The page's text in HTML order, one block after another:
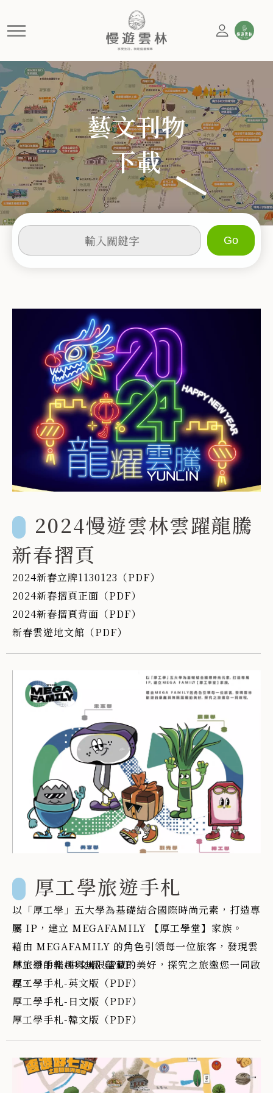
活動
慢遊雲林，享受生活 就是這麼簡單
藝文刊物
下載
輸
入
2024慢遊雲林雲躍龍騰
新春摺頁
2024新春立牌1130123（PDF）
2024新春摺頁正面（PDF）
2024新春摺頁背面（PDF）
新春雲遊地文館（PDF）
厚工學旅遊手札
以「厚⼯學」五⼤學為基礎結合國際時尚元素，打造專
屬 IP，建立 MEGAFAMILY 【厚⼯學堂】家族。
藉由 MEGAFAMILY 的⾓⾊引領每⼀位旅客，發現雲
林旅遊的樂趣與無限蘊藏的美好，探究之旅邀您⼀同啟
程。
厚工學手札-中文版（PDF）
厚工學手札-英文版（PDF）
厚工學手札-日文版（PDF）
厚工學手札-韓文版（PDF）